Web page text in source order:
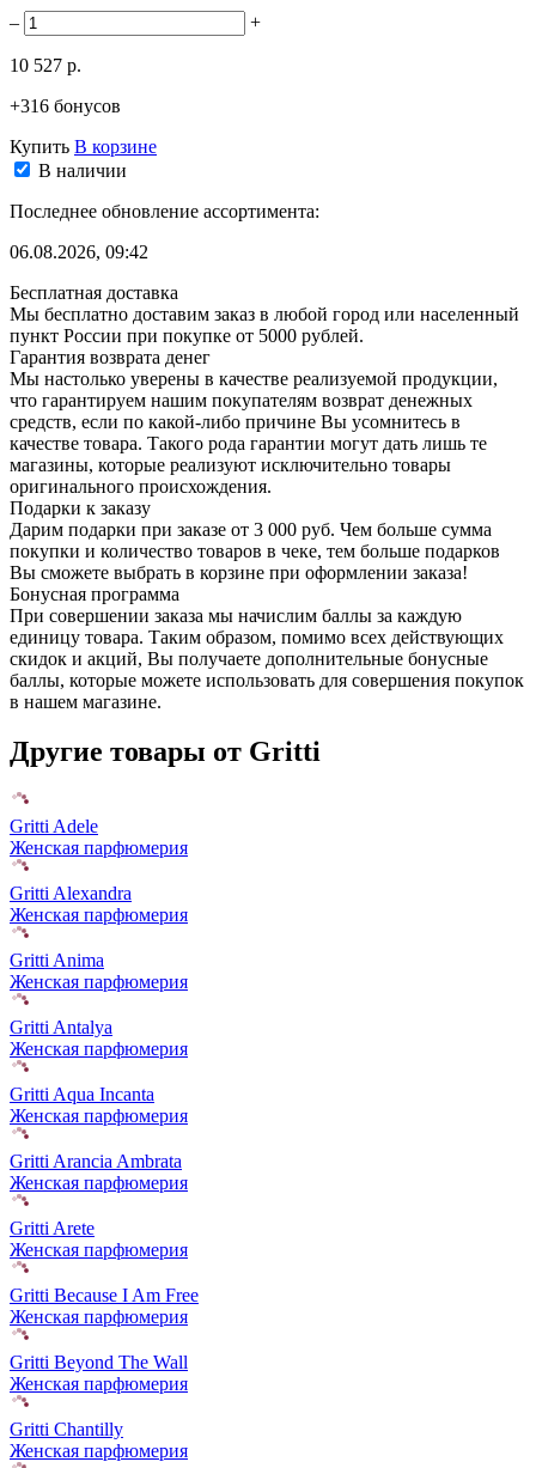
– +
10 527 р.
+316 бонусов
Купить В корзине
В наличии
Последнее обновление ассортимента:
06.08.2026, 09:42
Бесплатная доставка
Мы бесплатно доставим заказ в любой город или населенный
пункт России при покупке от 5000 рублей.
Гарантия возврата денег
Мы настолько уверены в качестве реализуемой продукции,
что гарантируем нашим покупателям возврат денежных
средств, если по какой-либо причине Вы усомнитесь в
качестве товара. Такого рода гарантии могут дать лишь те
магазины, которые реализуют исключительно товары
оригинального происхождения.
Подарки к заказу
Дарим подарки при заказе от 3 000 руб. Чем больше сумма
покупки и количество товаров в чеке, тем больше подарков
Вы сможете выбрать в корзине при оформлении заказа!
Бонусная программа
При совершении заказа мы начислим баллы за каждую
единицу товара. Таким образом, помимо всех действующих
скидок и акций, Вы получаете дополнительные бонусные
баллы, которые можете использовать для совершения покупок
в нашем магазине.
Другие товары от Gritti
Gritti Adele
Женская парфюмерия
Gritti Alexandra
Женская парфюмерия
Gritti Anima
Женская парфюмерия
Gritti Antalya
Женская парфюмерия
Gritti Aqua Incanta
Женская парфюмерия
Gritti Arancia Ambrata
Женская парфюмерия
Gritti Arete
Женская парфюмерия
Gritti Because I Am Free
Женская парфюмерия
Gritti Beyond The Wall
Женская парфюмерия
Gritti Chantilly
Женская парфюмерия